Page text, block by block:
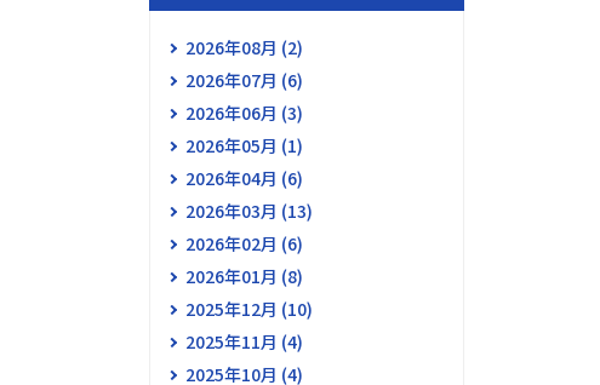
2026年08月 (2)
2026年07月 (6)
2026年06月 (3)
2026年05月 (1)
2026年04月 (6)
2026年03月 (13)
2026年02月 (6)
2026年01月 (8)
2025年12月 (10)
2025年11月 (4)
2025年10月 (4)